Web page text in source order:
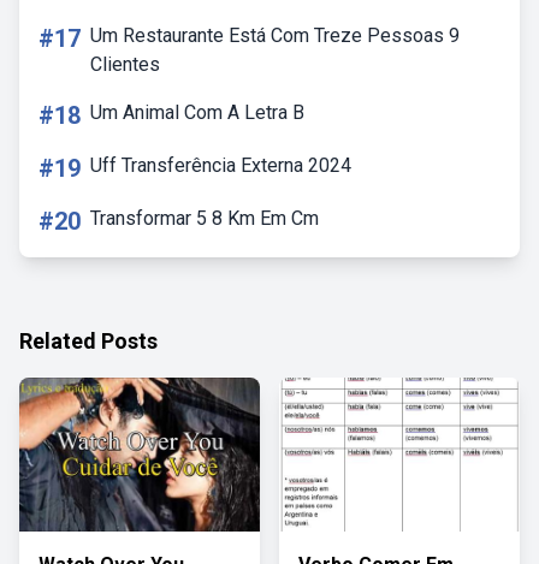
#17 Um Restaurante Está Com Treze Pessoas 9
Clientes
#18 Um Animal Com A Letra B
#19 Uff Transferência Externa 2024
#20 Transformar 5 8 Km Em Cm
Related Posts